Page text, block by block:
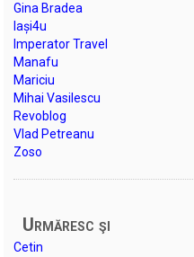
Gina Bradea
Iași4u
Imperator Travel
Manafu
Mariciu
Mihai Vasilescu
Revoblog
Vlad Petreanu
Zoso
Urmăresc şi
Cetin